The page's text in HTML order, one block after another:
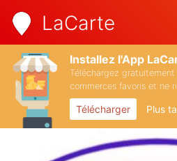
LaCarte
Installez l'App
Téléchargez
commerces favoris et ne
Télécharger Plus